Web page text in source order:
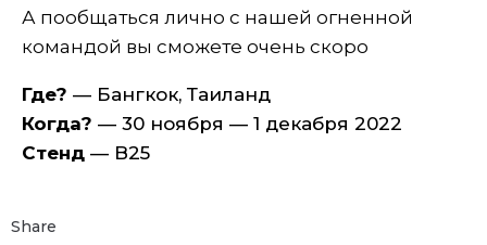
А пообщаться лично с нашей огненной
командой вы сможете очень скоро
Где? — Бангкок, Таиланд
Когда? — 30 ноября — 1 декабря 2022
Стенд — B25
Share